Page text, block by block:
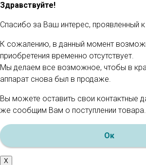
Здравствуйте!
Спасибо за Ваш интерес, проявленный к
К сожалению, в данный момент
приобретения временно отсутствует.
Мы делаем все возможное, чтобы в
аппарат снова был в продаже.
Вы можете оставить свои контактные
же сообщим Вам о поступлении товара.
Ок
X